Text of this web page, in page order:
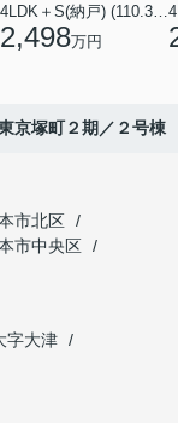
4LDK＋S(納戸) (110.37㎡)
2,498万円
京塚町２期／２号棟
市北区
市中央区
字大津